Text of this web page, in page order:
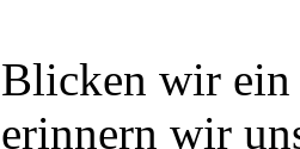
Blicken wir
erinnern wir